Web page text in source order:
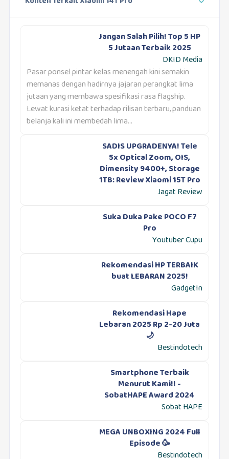
Jangan Salah Pilih! Top 5 HP
5 Jutaan Terbaik 2025
DKID Media
Pasar ponsel pintar kelas menengah kini semakin
memanas dengan hadirnya jajaran perangkat lima
jutaan yang membawa spesifikasi rasa flagship.
Lewat kurasi ketat terhadap rilisan terbaru, panduan
belanja kali ini membedah lima...
SADIS UPGRADENYA! Tele
5x Optical Zoom, OIS,
Dimensity 9400+, Storage
1TB: Review Xiaomi 15T Pro
Jagat Review
Suka Duka Pake POCO F7
Pro
Youtuber Cupu
Rekomendasi HP TERBAIK
buat LEBARAN 2025!
GadgetIn
Rekomendasi Hape
Lebaran 2025 Rp 2-20 Juta
🌙
Bestindotech
Smartphone Terbaik
Menurut Kami!! -
SobatHAPE Award 2024
Sobat HAPE
MEGA UNBOXING 2024 Full
Episode 🥳
Bestindotech